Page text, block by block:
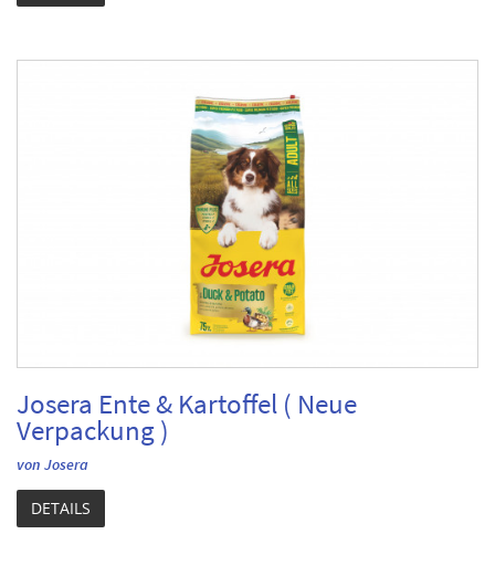
Josera Ente & Kartoffel ( Neue
Verpackung )
von Josera
DETAILS